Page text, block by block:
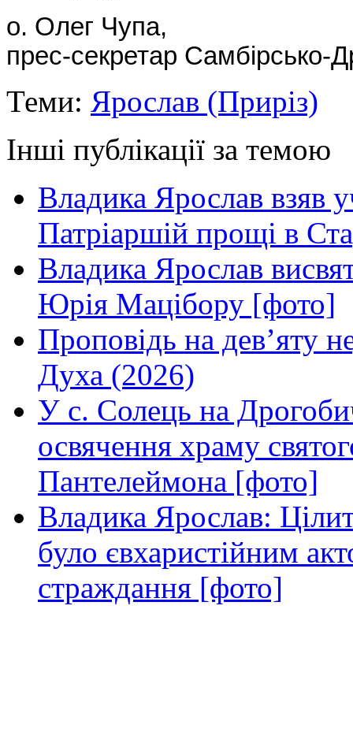
о. Олег Чупа,
прес-секретар Самбірсько-
Теми: Ярослав (Приріз)
Інші публікації за темою
Владика Ярослав взяв
Патріаршій прощі в
Владика Ярослав
Юрія Мацібору [фото]
Проповідь на дев’яту
Духа (2026)
У с. Солець на
освячення храму
Пантелеймона [фото]
Владика Ярослав:
було євхаристійним
страждання [фото]